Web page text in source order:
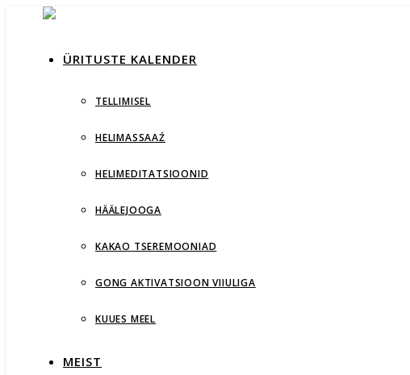
ÜRITUSTE KALENDER
TELLIMISEL
HELIMASSAAŹ
HELIMEDITATSIOONID
HÄÄLEJOOGA
KAKAO TSEREMOONIAD
GONG AKTIVATSIOON VIIULIGA
KUUES MEEL
MEIST